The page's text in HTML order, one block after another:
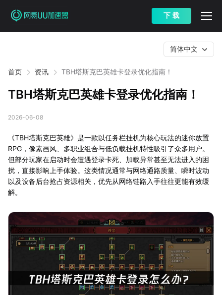
下 载
首页 资讯 TBH塔斯克巴英雄卡登录优化指南！
简体中文
TBH塔斯克巴英雄卡登录优化指南！
2026-06-08
《TBH塔斯克巴英雄》是一款以任务栏挂机为核心玩法的迷你放置
RPG，像素画风、多职业组合与低负载挂机特性吸引了众多用户。
但部分玩家在启动时会遭遇登录卡死、加载异常甚至无法进入的困
扰，直接影响上手体验。这类情况通常与网络通路质量、瞬时波动
以及设备后台抢占资源相关，优先从网络链路入手往往更能有效缓
解。